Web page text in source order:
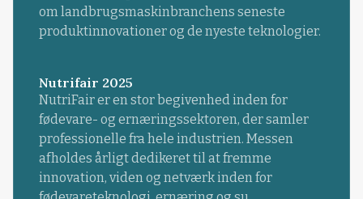
om landbrugsmaskinbranchens seneste
produktinnovationer og de nyeste teknologier.
Nutrifair 2025
NutriFair er en stor begivenhed inden for
fødevare- og ernæringssektoren, der samler
professionelle fra hele industrien. Messen
afholdes årligt dedikeret til at fremme
innovation, viden og netværk inden for